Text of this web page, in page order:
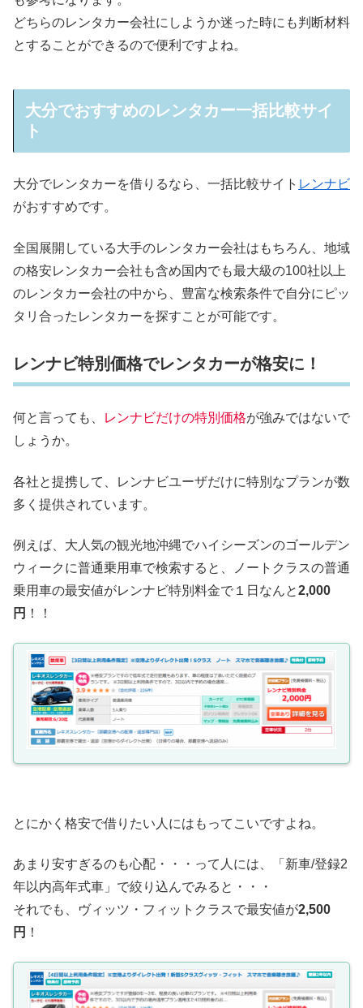
どちらのレンタカー会社にしようか迷った時にも判断材料
とすることができるので便利ですよね。
大分でおすすめのレンタカー一括比較サイ
ト
大分でレンタカーを借りるなら、一括比較サイト レンナビ
がおすすめです。
全国展開している大手のレンタカー会社はもちろん、地域
の格安レンタカー会社も含め国内でも最大級の100社以上
のレンタカー会社の中から、豊富な検索条件で自分にピッ
タリ合ったレンタカーを探すことが可能です。
レンナビ特別価格でレンタカーが格安に！
何と言っても、 レンナビだけの特別価格が強みではないで
しょうか。
各社と提携して、レンナビユーザだけに特別なプランが数
多く提供されています。
例えば、大人気の観光地沖縄でハイシーズンのゴールデン
ウィークに普通乗用車で検索すると、ノートクラスの普通
乗用車の最安値がレンナビ特別料金で１日なんと2,000
円 ！！
とにかく格安で借りたい人にはもってこいですよね。
あまり安すぎるのも心配・・・って人には、「新車/登録2
年以内高年式車」で絞り込んでみると・・・
それでも、ヴィッツ・フィットクラスで最安値が2,500
円 ！